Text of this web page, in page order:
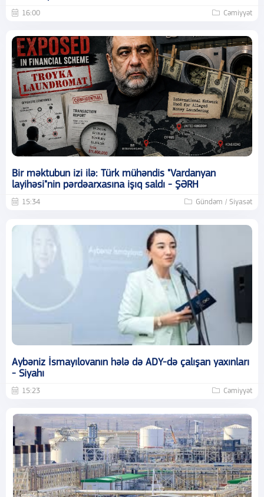
16:00 Cəmiyyət
Bir məktubun izi ilə: Türk mühəndis "Vardanyan
layihəsi"nin pərdəarxasına işıq saldı - ŞƏRH
15:34 Gündəm / Siyasət
Aybəniz İsmayılovanın hələ də ADY-də çalışan yaxınları
- Siyahı
15:23 Cəmiyyət